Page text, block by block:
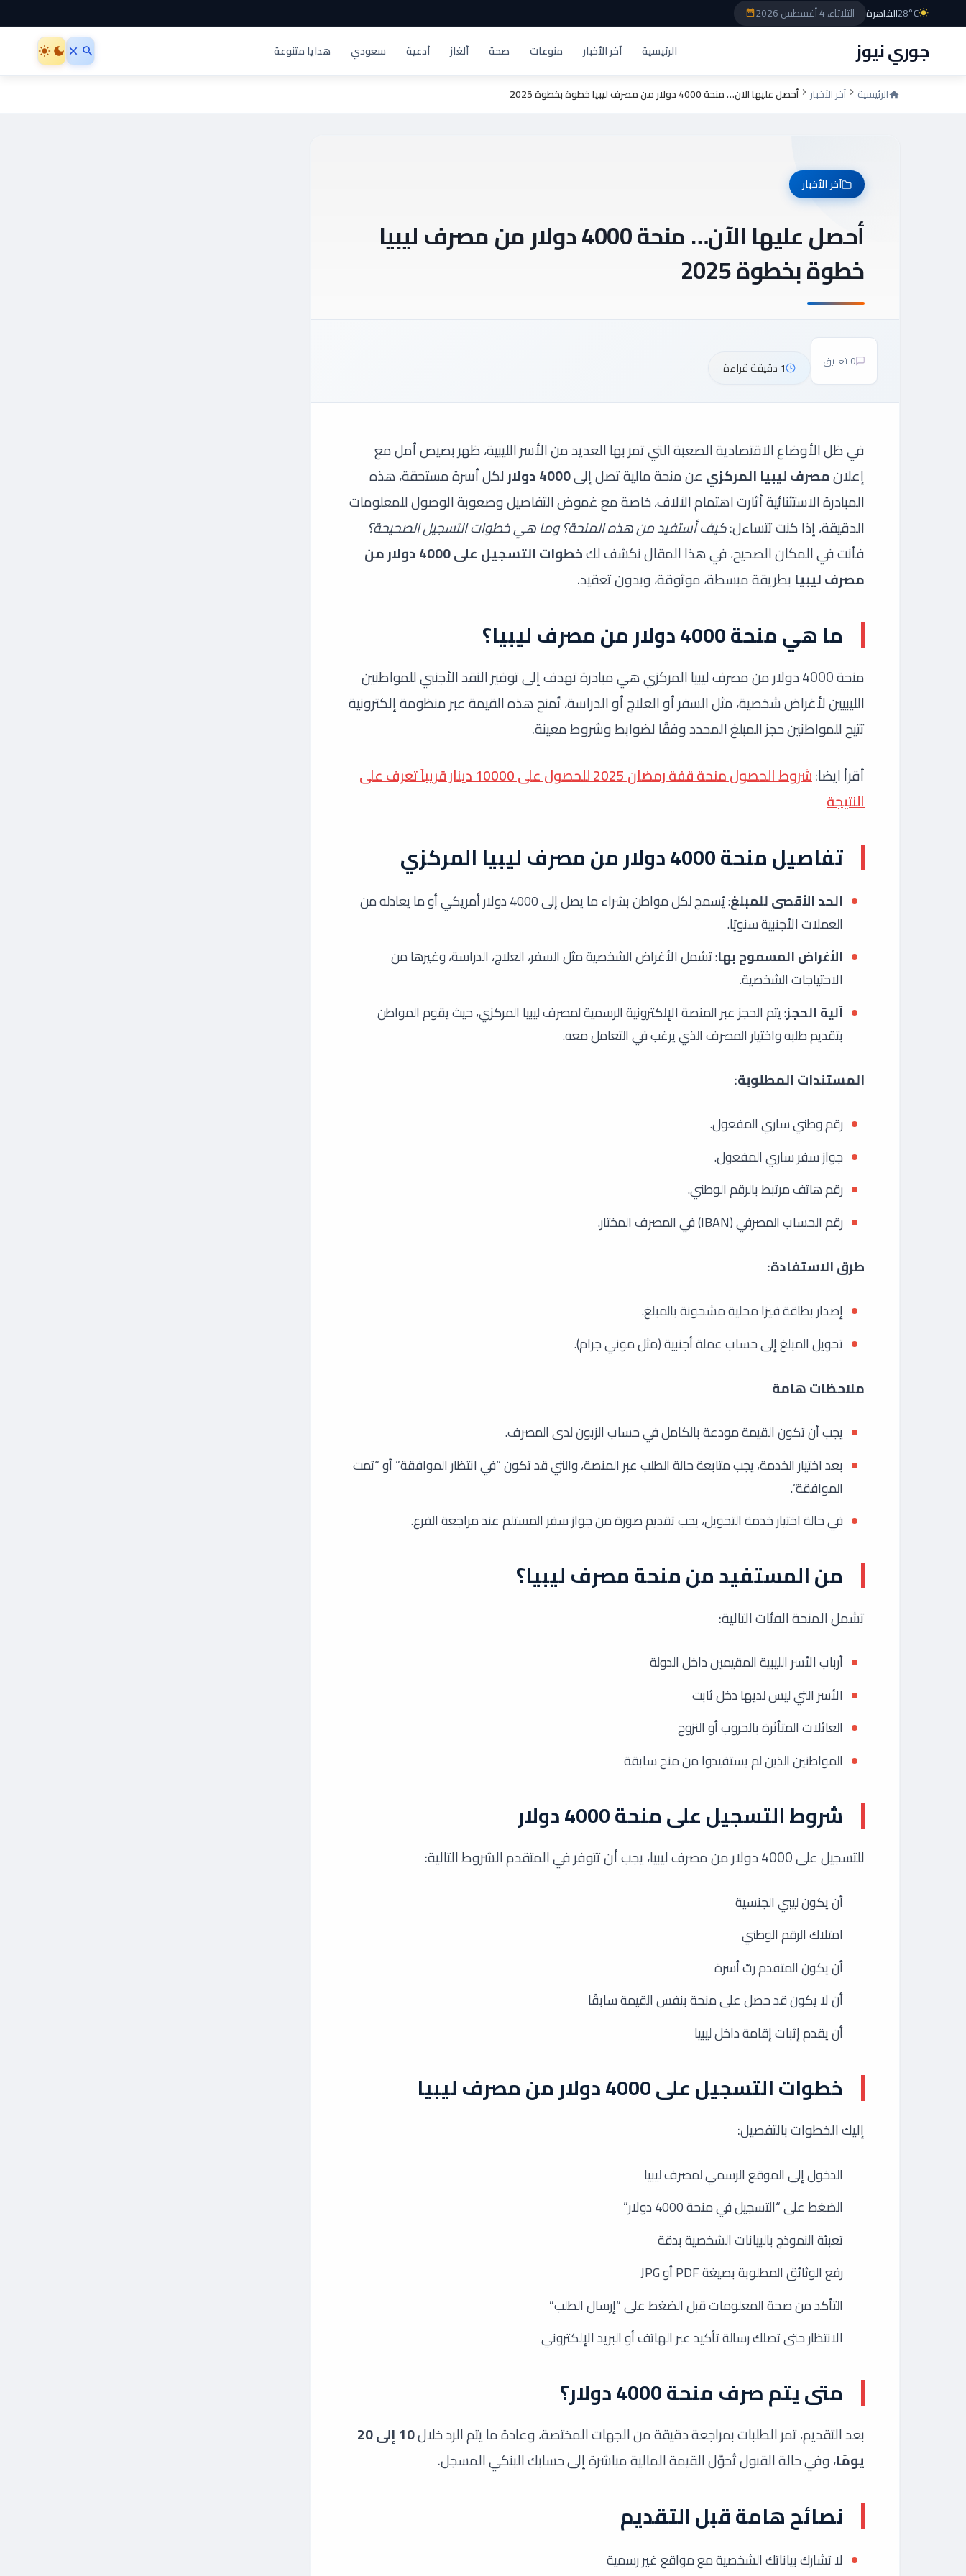
الثلاثاء، 4 أغسطس 2026 28°Cالقاهرة
جوري نيوز الرئيسية آخر الأخبار منوعات صحة ألغاز أدعية سعودي هدايا متنوعة
الرئيسية آخر الأخبار أحصل عليها الآن… منحة 4000 دولار من مصرف ليبيا خطوة بخطوة 2025
آخر الأخبار
أحصل عليها الآن… منحة 4000 دولار من مصرف ليبيا
خطوة بخطوة 2025
0 تعليق 1 دقيقة قراءة
في ظل الأوضاع الاقتصادية الصعبة التي تمر بها العديد من الأسر الليبية، ظهر بصيص أمل مع
إعلانمصرف ليبيا المركزيعن منحة مالية تصل إلى4000 دولار
لكل أسرة مستحقة، هذه
المبادرة الاستثنائية أثارت اهتمام الآلاف، خاصة مع غموض التفاصيل وصعوبة الوصول للمعلومات
الدقيقة، إذا كنت تتساءل:كيف أستفيد من هذه المنحة؟ وما هي خطوات التسجيل الصحيحة؟
فأنت في المكان الصحيح، في هذا المقال نكشف لك
خطوات التسجيل على 4000 دولار من
مصرف ليبيابطريقة مبسطة، موثوقة، وبدون تعقيد.
ما هي منحة 4000 دولار من مصرف ليبيا؟
منحة 4000 دولار من مصرف ليبيا المركزي هي مبادرة تهدف إلى توفير النقد الأجنبي للمواطنين
الليبيين لأغراض شخصية، مثل السفر أو العلاج أو الدراسة، تُمنح هذه القيمة عبر منظومة إلكترونية
تتيح للمواطنين حجز المبلغ المحدد وفقًا لضوابط وشروط معينة.
أقرأ ايضا:
شروط الحصول منحة قفة رمضان 2025 للحصول على 10000 دينار قريباً تعرف على
النتيجة
تفاصيل منحة 4000 دولار من مصرف ليبيا المركزي
الحد الأقصى للمبلغ
: يُسمح لكل مواطن بشراء ما يصل إلى 4000 دولار أمريكي أو ما يعادله من
العملات الأجنبية سنويًا.
الأغراض المسموح بها: تشمل الأغراض الشخصية مثل السفر، العلاج، الدراسة، وغيرها من
الاحتياجات الشخصية.
آلية الحجز: يتم الحجز عبر المنصة الإلكترونية الرسمية لمصرف ليبيا المركزي، حيث يقوم المواطن
بتقديم طلبه واختيار المصرف الذي يرغب في التعامل معه.
المستندات المطلوبة:
رقم وطني ساري المفعول.
جواز سفر ساري المفعول.
رقم هاتف مرتبط بالرقم الوطني.
رقم الحساب المصرفي (IBAN) في المصرف المختار.
طرق الاستفادة:
إصدار بطاقة فيزا محلية مشحونة بالمبلغ.
تحويل المبلغ إلى حساب عملة أجنبية (مثل موني جرام).
ملاحظات هامة
يجب أن تكون القيمة مودعة بالكامل في حساب الزبون لدى المصرف.
بعد اختيار الخدمة، يجب متابعة حالة الطلب عبر المنصة، والتي قد تكون “في انتظار الموافقة” أو “تمت
الموافقة”.
في حالة اختيار خدمة التحويل، يجب تقديم صورة من جواز سفر المستلم عند مراجعة الفرع.
من المستفيد من منحة مصرف ليبيا؟
تشمل المنحة الفئات التالية:
أرباب الأسر الليبية المقيمين داخل الدولة
الأسر التي ليس لديها دخل ثابت
العائلات المتأثرة بالحروب أو النزوح
المواطنين الذين لم يستفيدوا من منح سابقة
شروط التسجيل على منحة 4000 دولار
للتسجيل على 4000 دولار من مصرف ليبيا، يجب أن تتوفر في المتقدم الشروط التالية:
أن يكون ليبي الجنسية
امتلاك الرقم الوطني
أن يكون المتقدم ربّ أسرة
أن لا يكون قد حصل على منحة بنفس القيمة سابقًا
أن يقدم إثبات إقامة داخل ليبيا
خطوات التسجيل على 4000 دولار من مصرف ليبيا
إليك الخطوات بالتفصيل:
الدخول إلى الموقع الرسمي لمصرف ليبيا
الضغط على “التسجيل في منحة 4000 دولار”
تعبئة النموذج بالبيانات الشخصية بدقة
رفع الوثائق المطلوبة بصيغة PDF أو JPG
التأكد من صحة المعلومات قبل الضغط على “إرسال الطلب”
الانتظار حتى تصلك رسالة تأكيد عبر الهاتف أو البريد الإلكتروني
متى يتم صرف منحة 4000 دولار؟
بعد التقديم، تمر الطلبات بمراجعة دقيقة من الجهات المختصة، وعادة ما يتم الرد خلال
10 إلى 20
يومًا، وفي حالة القبول تُحوَّل القيمة المالية مباشرة إلى حسابك البنكي المسجل.
نصائح هامة قبل التقديم
لا تشارك بياناتك الشخصية مع مواقع غير رسمية